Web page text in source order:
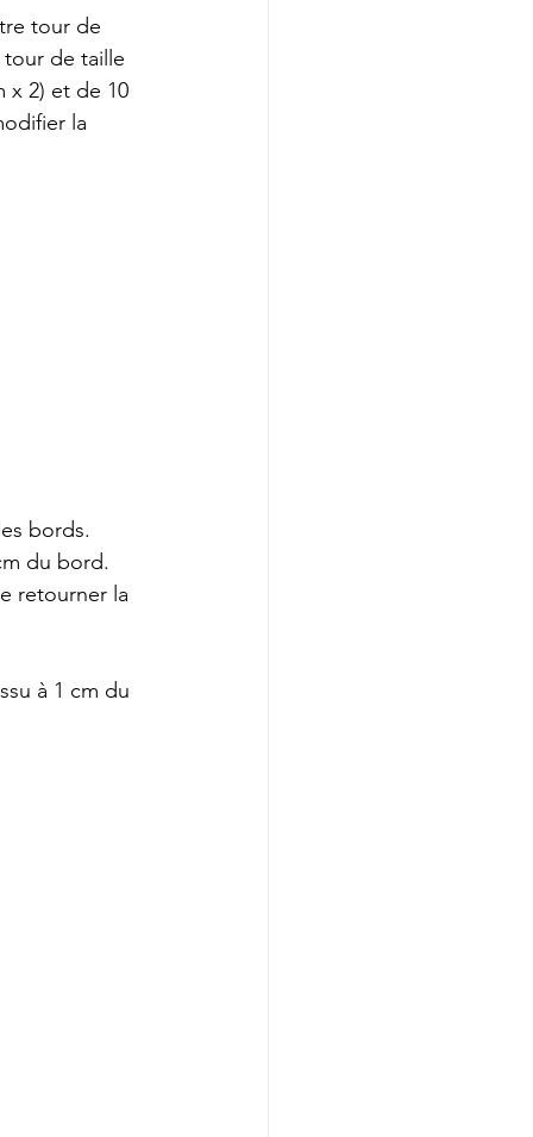
tour de
tour de taille
x 2) et de 10
la
bords.
retourner la
à 1 cm du